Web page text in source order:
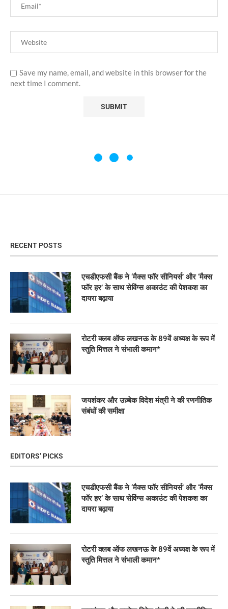
Save my name, email, and website in this browser for the
next time I comment.
RECENT POSTS
एचडीएफसी बैंक ने ‘मैक्स फॉर सीनियर्स’ और ‘मैक्स
फॉर हर’ के साथ सेविंग्स अकाउंट की पेशकश का
दायरा बढ़ाया
रोटरी क्लब ऑफ लखनऊ के 89वें अध्यक्ष के रूप में
स्तुति मित्तल ने संभाली कमान*
जयशंकर और उज़्बेक विदेश मंत्री ने की रणनीतिक
संबंधों की समीक्षा
EDITORS’ PICKS
एचडीएफसी बैंक ने ‘मैक्स फॉर सीनियर्स’ और ‘मैक्स
फॉर हर’ के साथ सेविंग्स अकाउंट की पेशकश का
दायरा बढ़ाया
रोटरी क्लब ऑफ लखनऊ के 89वें अध्यक्ष के रूप में
स्तुति मित्तल ने संभाली कमान*